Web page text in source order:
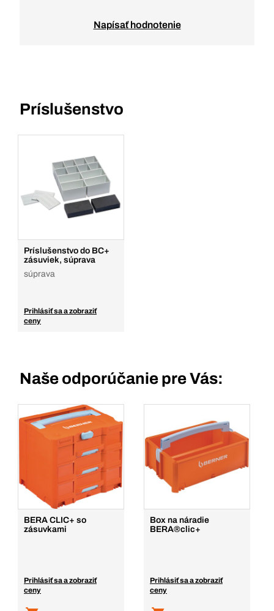
Napísať hodnotenie
Príslušenstvo
Príslušenstvo do BC+
zásuviek, súprava
súprava
Prihlásiť sa a zobraziť
ceny
Naše odporúčanie pre Vás:
BERA CLIC+ so
zásuvkami
Prihlásiť sa a zobraziť
ceny
Box na náradie
BERA®clic+
Prihlásiť sa a zobraziť
ceny